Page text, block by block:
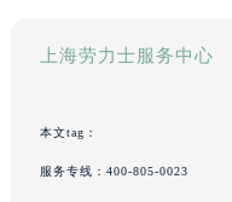
上海劳力士服务中心
本文tag：
服务专线： 400-805-0023